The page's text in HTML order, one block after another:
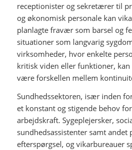
receptionister og sekretærer til
og økonomisk personale kan
planlagte fravær som barsel og
situationer som langvarig
virksomheder, hvor enkelte
kritisk viden eller funktioner,
være forskellen mellem
Sundhedssektoren, især inden
et konstant og stigende behov
arbejdskraft. Sygeplejersker,
sundhedsassistenter samt andet
efterspørgsel, og vikarbureauer